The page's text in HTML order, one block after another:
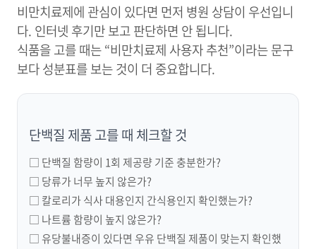
비만치료제에 관심이 있다면 먼저 병원 상담이 우선입니
다. 인터넷 후기만 보고 판단하면 안 됩니다.
식품을 고를 때는 “비만치료제 사용자 추천”이라는 문구
보다 성분표를 보는 것이 더 중요합니다.
단백질 제품 고를 때 체크할 것
□ 단백질 함량이 1회 제공량 기준 충분한가?
□ 당류가 너무 높지 않은가?
□ 칼로리가 식사 대용인지 간식용인지 확인했는가?
□ 나트륨 함량이 높지 않은가?
□ 유당불내증이 있다면 우유 단백질 제품이 맞는지 확인했